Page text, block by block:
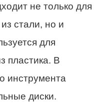
не только для
стали, но и
для
пластика. В
инструмента
диски.